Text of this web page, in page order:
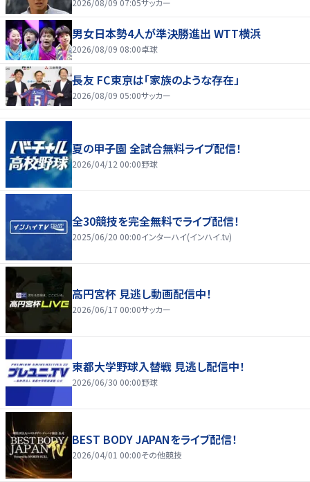
2026/08/09 07:05サッカー
男女日本勢4人が準決勝進出 WTT横浜
2026/08/09 08:00卓球
長友 FC東京は「家族のような存在」
2026/08/09 05:00サッカー
夏の甲子園 全試合無料ライブ配信！
2026/04/12 00:00野球
全30競技を完全無料でライブ配信！
2025/06/20 00:00インターハイ(インハイ.tv)
高円宮杯 見逃し動画配信中！
2026/06/17 00:00サッカー
東都大学野球入替戦 見逃し配信中！
2026/06/30 00:00野球
BEST BODY JAPANをライブ配信！
2026/04/01 00:00その他競技